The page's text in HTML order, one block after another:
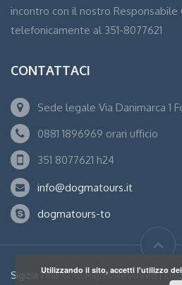
incontro con il nostro Responsabile
telefonicamente al 351-8077621
CONTATTACI
Sede legale Via Danimarca 1
0881 1896969 orari ufficio
351 8077621 h24
info@dogmatours.it
dogmatours-to
Sigizia 2016 © All Rights Reserved |
Utilizzando il sito, accetti l'utilizzo